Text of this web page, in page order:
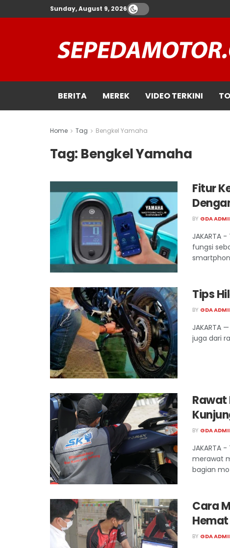
Sunday, August 9, 2026
BERITA MEREK VIDEO TERKINI
Home Tag Bengkel Yamaha
Tag: Bengkel Yamaha
Fitur
BY GDA
JAKARTA
fungsi
Tips
BY GDA
JAKARTA
juga dari
Rawat
BY GDA
JAKARTA
merawat
bagian
Cara
Hemat
BY GDA